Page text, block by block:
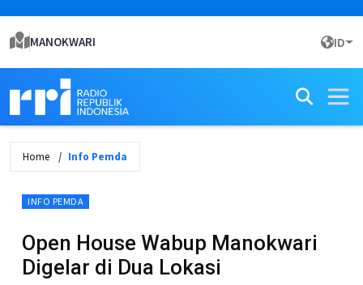
MANOKWARI ID
Home Info Pemda
INFO PEMDA
Open House Wabup Manokwari
Digelar di Dua Lokasi